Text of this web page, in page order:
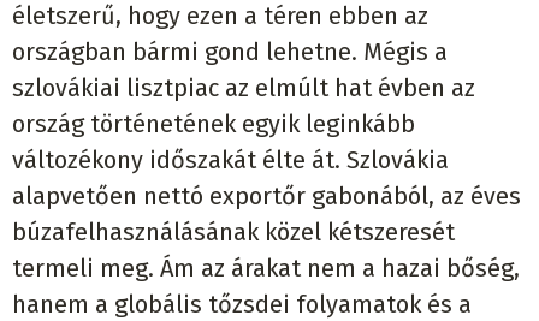
életszerű, hogy ezen a téren ebben az
országban bármi gond lehetne. Mégis a
szlovákiai lisztpiac az elmúlt hat évben az
ország történetének egyik leginkább
változékony időszakát élte át. Szlovákia
alapvetően nettó exportőr gabonából, az éves
búzafelhasználásának közel kétszeresét
termeli meg. Ám az árakat nem a hazai bőség,
hanem a globális tőzsdei folyamatok és a